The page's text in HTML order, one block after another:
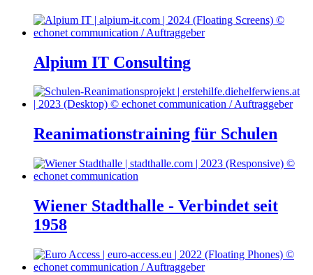
Alpium IT Consulting
Reanimationstraining für Schulen
Wiener Stadthalle - Verbindet seit
1958